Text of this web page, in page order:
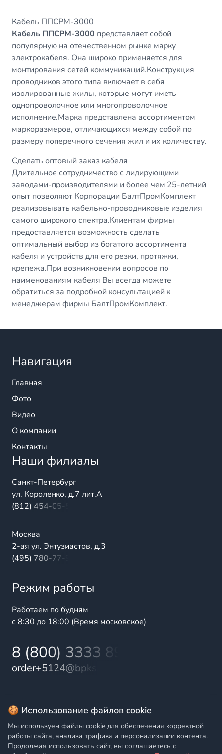
Кабель ППСРМ-3000
Кабель ППСРМ-3000 представляет собой
популярную на отечественном рынке марку
электрокабеля. Она широко применяется для
монтирования сетей коммуникаций.Конструкция
проводников этого типа включает в себя
изолированные жилы, которые могут иметь
однопроволочное или многопроволочное
исполнение.Марка представлена ассортиментом
маркоразмеров, отличающихся между собой по
размеру поперечного сечения жил и их количеству.
Сделать оптовый заказ кабеля
Длительное сотрудничество с лидирующими
заводами-производителями и более чем 25-летний
опыт позволяют Корпорации БалтПромКомплект
реализовывать кабельно-проводниковые изделия
самого широкого спектра.Клиентам фирмы
предоставляется возможность сделать
оптимальный выбор из богатого ассортимента
кабеля и устройств для его резки, протяжки,
крепежа.При возникновении вопросов по
наименованиям кабеля Вы всегда можете
обратиться за подробной консультацией к
менеджерам фирмы БалтПромКомплект.
Навигация
Главная
Фото
Видео
О компании
Контакты
Наши филиалы
Санкт-Петербург
ул. Короленко, д.7 лит.А
(812) 454-05-54
Москва
2-ая ул. Энтузиастов, д.3
(495) 780-77-98
Режим работы
Работаем по будням
с 8:30 до 18:00 (Время московское)
8 (800) 3333 899
order+5124@bpks.ru
© 2025 БалтПромКомплект — комплексные поставки
высококачественной продукции промышленного и
бытового назначения
🍪 Использование файлов cookie
Мы используем файлы cookie для обеспечения корректной
работы сайта, анализа трафика и персонализации контента.
Продолжая использовать сайт, вы соглашаетесь с